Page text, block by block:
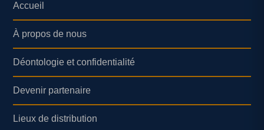
Accueil
À propos de nous
Déontologie et confidentialité
Devenir partenaire
Lieux de distribution